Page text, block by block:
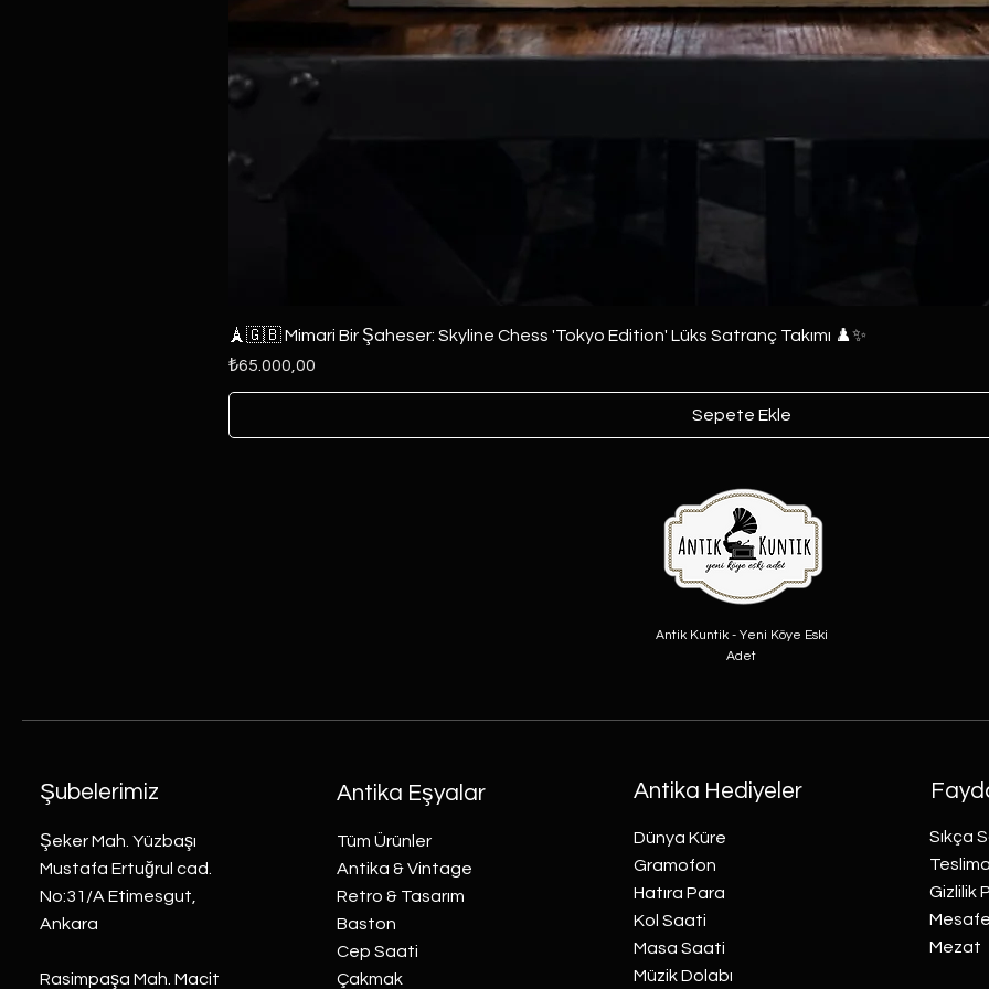
🗼🇬🇧 Mimari Bir Şaheser: Skyline Chess 'Tokyo Edition' Lüks Satranç Takımı ♟️✨
Fiyat
₺65.000,00
Sepete Ekle
Antik Kuntik - Yeni Köye Eski
Adet
Şubelerimiz
Şeker Mah. Yüzbaşı
Mustafa Ertuğrul cad.
No:31/A Etimesgut,
Ankara
Rasimpaşa Mah. Macit
Antika Eşyalar
Tüm Ürünler
Antika & Vintage
Retro & Tasarım
Baston
Cep Saati
Çakmak
Antika Hediyeler
Dünya Küre
Gramofon
Hatıra Para
Kol Saati
Masa Saati
Müzik Dolabı
Sıkça
Gizlilik
Mezat